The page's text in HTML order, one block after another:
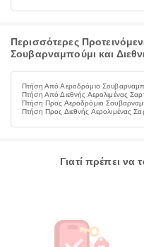
Περισσότερες
Σουβαρναμπούμι και
Πτήση Από Αεροδρόμιο
Πτήση Από Διεθνής Αερολιμένας
Πτήση Προς Αεροδρόμιο
Πτήση Προς Διεθνής Αερολιμένας
Γιατί πρέπει να